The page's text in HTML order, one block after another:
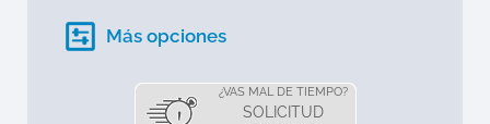
Más opciones
¿VAS MAL DE TIEMPO?
SOLICITUD